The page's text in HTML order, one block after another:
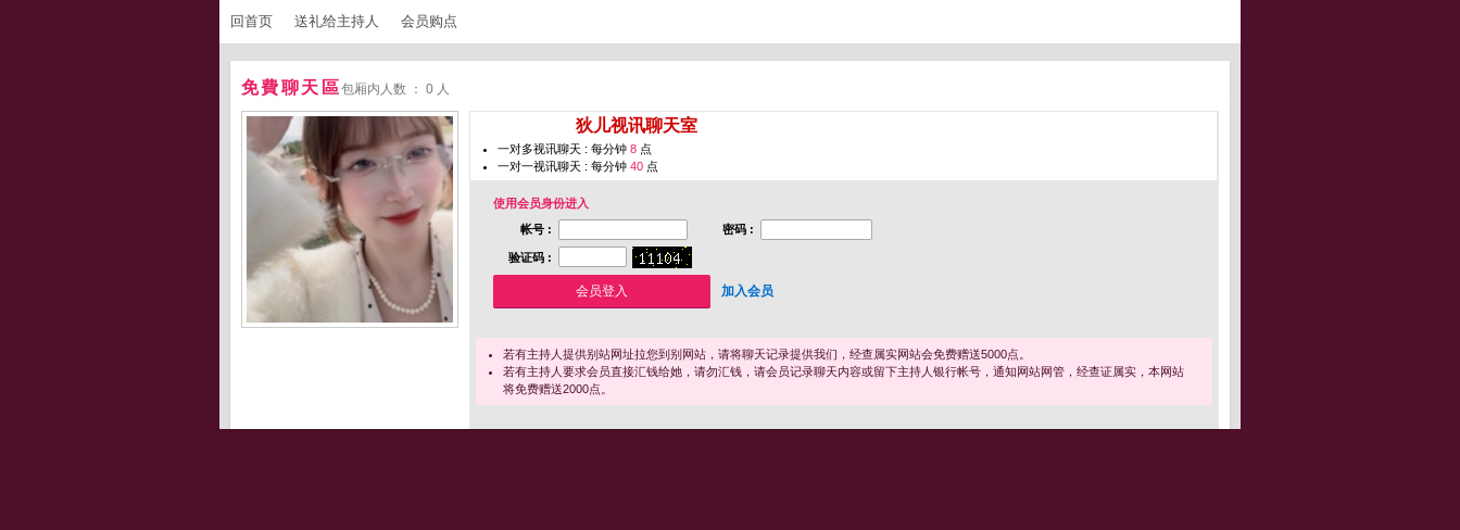
回首页 送礼给主持人 会员购点
免費聊天區包厢内人数 ： 0 人
狄儿视讯聊天室
一对多视讯聊天 : 每分钟 8 点
一对一视讯聊天 : 每分钟 40 点
使用会员身份进入
帐号 :
密码 :
验证码 :
加入会员
若有主持人提供别站网址拉您到别网站，请将聊天记录提供我们，经查属实网站会免费赠送5000点。
若有主持人要求会员直接汇钱给她，请勿汇钱，请会员记录聊天内容或留下主持人银行帐号，通知网站网管，经查证属实，本网站
将免费赠送2000点。